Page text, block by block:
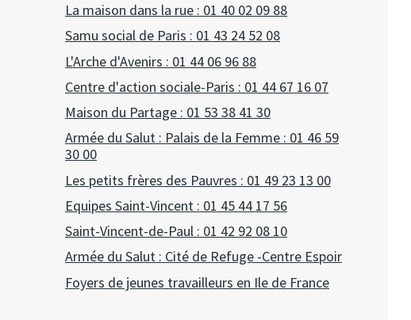
La maison dans la rue : 01 40 02 09 88
Samu social de Paris : 01 43 24 52 08
L'Arche d'Avenirs : 01 44 06 96 88
Centre d'action sociale-Paris : 01 44 67 16 07
Maison du Partage : 01 53 38 41 30
Armée du Salut : Palais de la Femme : 01 46 59
30 00
Les petits frères des Pauvres : 01 49 23 13 00
Equipes Saint-Vincent : 01 45 44 17 56
Saint-Vincent-de-Paul : 01 42 92 08 10
Armée du Salut : Cité de Refuge -Centre Espoir
Foyers de jeunes travailleurs en Ile de France